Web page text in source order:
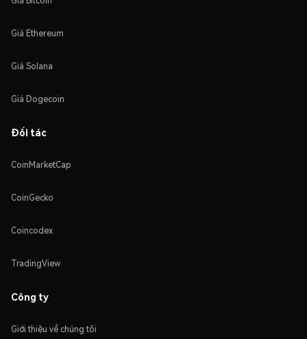
Giá Ethereum
Giá Solana
Giá Dogecoin
Đối tác
CoinMarketCap
CoinGecko
Coincodex
TradingView
Công ty
Giới thiệu về chúng tôi